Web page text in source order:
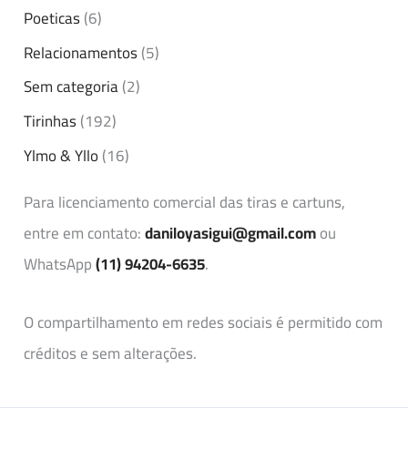
Poeticas(6)
Relacionamentos(5)
Sem categoria(2)
Tirinhas(192)
Ylmo & Yllo(16)
Para licenciamento comercial das tiras e cartuns,
entre em contato:daniloyasigui@gmail.comou
WhatsApp(11) 94204-6635.
O compartilhamento em redes sociais é permitido com
créditos e sem alterações.